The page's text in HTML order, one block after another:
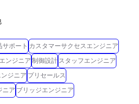
サポート カスタマーサクセスエンジニア
ンジニア制御設計 スタッフエンジニア
ジニア プリセールス
ニア ブリッジエンジニア